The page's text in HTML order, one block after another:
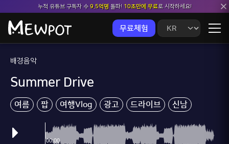
누적 유튜브 구독자 수9.5억명돌파! 10초만에 무료로 시작하세요!
무료체험
배경음악
Summer Drive
여름 팝 여행Vlog 광고 드라이브 신남